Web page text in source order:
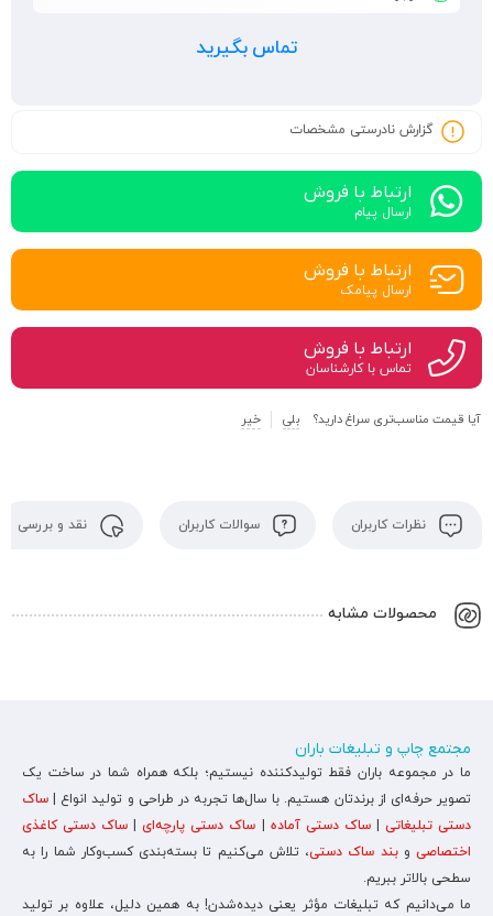
تماس بگیرید
گزارش نادرستی مشخصات
ارتباط با فروش
ارسال پیام
ارتباط با فروش
ارسال پیامک
ارتباط با فروش
تماس با کارشناسان
آیا قیمت مناسب‌تری سراغ دارید؟ بلی خیر
نظرات کاربران سوالات کاربران نقد و بررسی
محصولات مشابه
مجتمع چاپ و تبلیغات باران
ما در مجموعه باران فقط تولیدکننده نیستیم؛ بلکه همراه شما در ساخت یک
تصویر حرفه‌ای از برندتان هستیم. با سال‌ها تجربه در طراحی و تولید انواع | ساک
دستی تبلیغاتی |ساک دستی آماده ساک دستی پارچه‌ای| ساک دستی کاغذی
اختصاصی وبند ساک دستی، تلاش می‌کنیم تا بسته‌بندی کسب‌وکار شما را به
سطحی بالاتر ببریم.
ما می‌دانیم که تبلیغات مؤثر یعنی دیده‌شدن! به همین دلیل، علاوه بر تولید